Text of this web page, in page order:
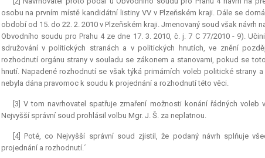
osobu na prvním místě kandidátní listiny VV v Plzeňském kraji. Dále se
období od 15. do 22. 2. 2010 v Plzeňském kraji. Jmenovaný soud však návrh
Obvodního soudu pro Prahu 4 ze dne 17. 3. 2010, č. j. 7 C 77/2010 - 9).
sdružování v politických stranách a v politických hnutích, ve znění
rozhodnutí orgánu strany v souladu se zákonem a stanovami, pokud se
hnutí. Napadené rozhodnutí se však týká primárních voleb politické strany
nebyla dána pravomoc k soudu k projednání a rozhodnutí této věci.
[3] V tom navrhovatel spatřuje zmaření možnosti konání řádných
Nejvyšší správní soud prohlásil volbu Mgr. J. Š. za neplatnou.
[4] Poté, co Nejvyšší správní soud zjistil, že podaný návrh splňuje
projednání a rozhodnutí.´